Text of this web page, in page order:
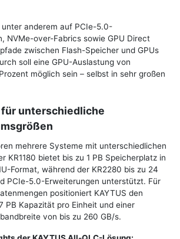
anderem auf PCIe-5.0-
NVMe-over-Fabrics sowie GPU Direct
zwischen Flash-Speicher und GPUs
soll eine GPU-Auslastung von
möglich sein – selbst in sehr großen
unterschiedliche
mehrere Systeme mit unterschiedlichen
KR1180 bietet bis zu 1 PB Speicherplatz in
Format, während der KR2280 bis zu 24
PCIe-5.0-Erweiterungen unterstützt. Für
positioniert KAYTUS den
PB Kapazität pro Einheit und einer
von bis zu 260 GB/s.